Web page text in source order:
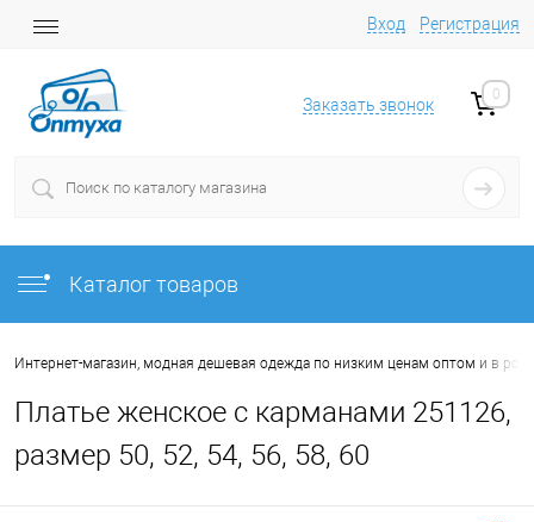
Вход Регистрация
Заказать звонок
0
Каталог товаров
Интернет-магазин, модная дешевая одежда по низким ценам оптом и в
Платье женское с карманами 251126,
размер 50, 52, 54, 56, 58, 60